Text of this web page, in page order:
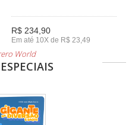
R$ 234,90
Em até 10X de R$ 23,49
World